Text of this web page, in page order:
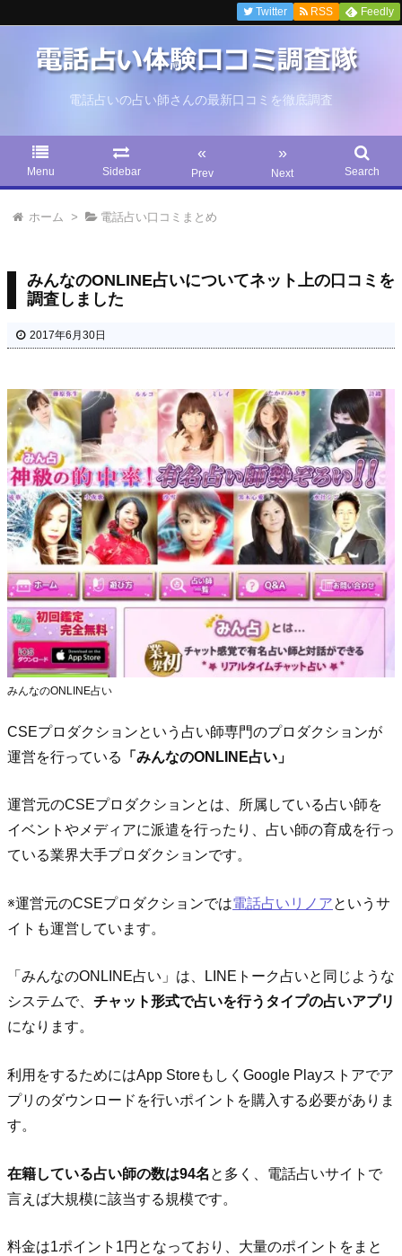
電話占いの占い師さんの最新口コミを徹底調査
Menu Sidebar
«
Prev
»
Next Search
Twitter RSS Feedly
ホーム > 電話占い口コミまとめ
みんなのONLINE占いについてネット上の口コミを
調査しました
2017年6月30日
みんなのONLINE占い
CSEプロダクションという占い師専門のプロダクションが
運営を行っている
「みんなのONLINE占い」
運営元のCSEプロダクションとは、所属している占い師を
イベントやメディアに派遣を行ったり、占い師の育成を行っ
ている業界大手プロダクションです。
※運営元のCSEプロダクションでは電話占いリノアというサ
イトも運営しています。
「みんなのONLINE占い」は、LINEトーク占いと同じような
システムで、 チャット形式で占いを行うタイプの占いアプリ
になります。
利用をするためにはApp StoreもしくGoogle Playストア‎でア
プリのダウンロードを行いポイントを購入する必要がありま
す。
在籍している占い師の数は94名 と多く、電話占いサイトで
言えば大規模に該当する規模です。
料金は1ポイント1円となっており、大量のポイントをまと